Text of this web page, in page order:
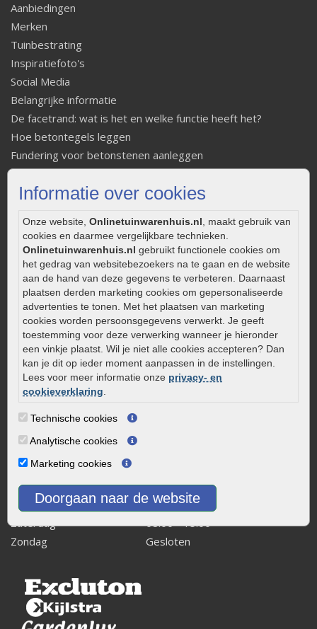
Informatie over cookies
Onze website, Onlinetuinwarenhuis.nl , maakt gebruik van
cookies en daarmee vergelijkbare technieken.
Onlinetuinwarenhuis.nl gebruikt functionele cookies om
het gedrag van websitebezoekers na te gaan en de website
aan de hand van deze gegevens te verbeteren. Daarnaast
plaatsen derden marketing cookies om gepersonaliseerde
advertenties te tonen. Met het plaatsen van marketing
cookies worden persoonsgegevens verwerkt. Je geeft
toestemming voor deze verwerking wanneer je hieronder
een vinkje plaatst. Wil je niet alle cookies accepteren? Dan
kan je dit op ieder moment aanpassen in de instellingen.
Lees voor meer informatie onze privacy- en
cookieverklaring
Technische cookies
Analytische cookies
Marketing cookies
Doorgaan naar de website
Aanbiedingen
Merken
Tuinbestrating
Inspiratiefoto's
Social Media
Belangrijke informatie
De facetrand: wat is het en welke functie heeft het?
Hoe betontegels leggen
Fundering voor betonstenen aanleggen
Welke tuinstijl past bij mij
Strakke tuin inrichten
Onderhoud van gebakken bestrating
Aanlegtips voor gebakken bestrating
Zelf een terras aanleggen
Kleine stadstuin inrichten
0320 – 219170
Kaapstanderweg 41
8243 RB Lelystad
info@onlinetuinwarenhuis.nl
Routebeschrijving
Dinsdag
Woensdag
Donderdag
08:00 - 17:00
Vrijdag
08:00 - 17:00
Zaterdag
08:00 - 15.00
Zondag
Gesloten